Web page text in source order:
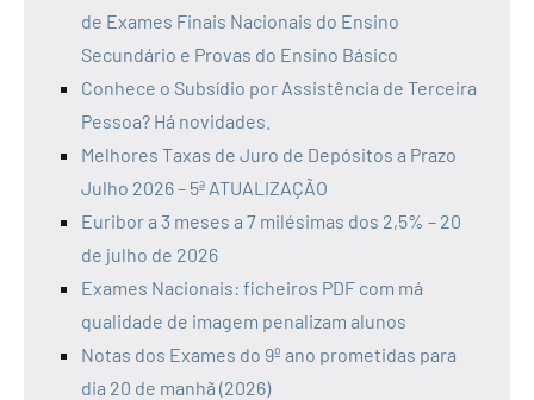
de Exames Finais Nacionais do Ensino
Secundário e Provas do Ensino Básico
Conhece o Subsídio por Assistência de Terceira
Pessoa? Há novidades.
Melhores Taxas de Juro de Depósitos a Prazo
Julho 2026 – 5ª ATUALIZAÇÃO
Euribor a 3 meses a 7 milésimas dos 2,5% – 20
de julho de 2026
Exames Nacionais: ficheiros PDF com má
qualidade de imagem penalizam alunos
Notas dos Exames do 9º ano prometidas para
dia 20 de manhã (2026)